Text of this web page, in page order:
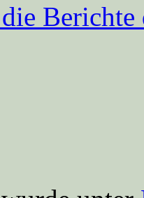
Berichte